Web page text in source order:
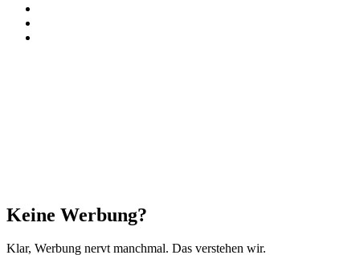
Schließen
Keine Werbung?
Klar, Werbung nervt manchmal. Das verstehen wir.